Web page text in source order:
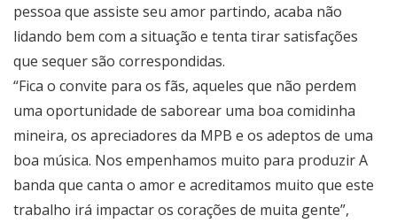
pessoa que assiste seu amor partindo, acaba não
lidando bem com a situação e tenta tirar satisfações
que sequer são correspondidas.
“Fica o convite para os fãs, aqueles que não perdem
uma oportunidade de saborear uma boa comidinha
mineira, os apreciadores da MPB e os adeptos de uma
boa música. Nos empenhamos muito para produzir A
banda que canta o amor e acreditamos muito que este
trabalho irá impactar os corações de muita gente”,